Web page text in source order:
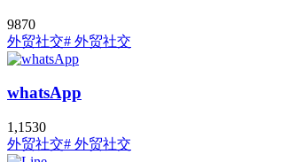
9870
外贸社交# 外贸社交
whatsApp
1,1530
外贸社交# 外贸社交